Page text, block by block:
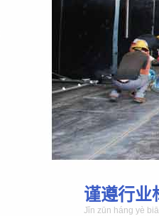
谨遵行业
Jǐn zūn háng yè